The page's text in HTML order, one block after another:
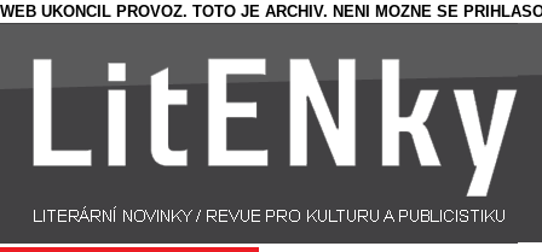
WEB UKONCIL PROVOZ. TOTO JE ARCHIV. NENI MOZNE SE